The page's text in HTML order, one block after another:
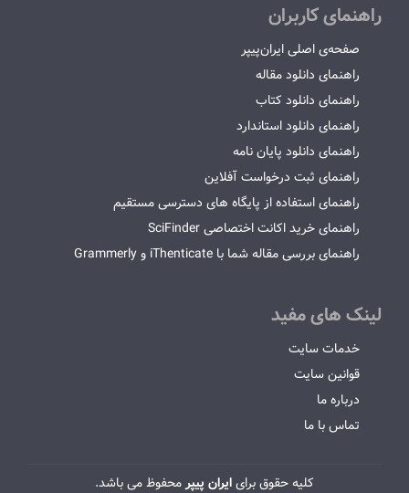
راهنمای کاربران
صفحه‌ی اصلی ایران‌پیپر
راهنمای دانلود مقاله
راهنمای دانلود کتاب
راهنمای دانلود استاندارد
راهنمای دانلود پایان نامه
راهنمای ثبت درخواست آفلاین
راهنمای استفاده از پایگاه های دسترسی مستقیم
راهنمای خرید اکانت اختصاصی SciFinder
راهنمای بررسی مقاله شما با iThenticate و Grammerly
لینک های مفید
خدمات سایت
قوانین سایت
درباره ما
تماس با ما
کلیه حقوق برایایران پیپرمحفوظ می باشد.